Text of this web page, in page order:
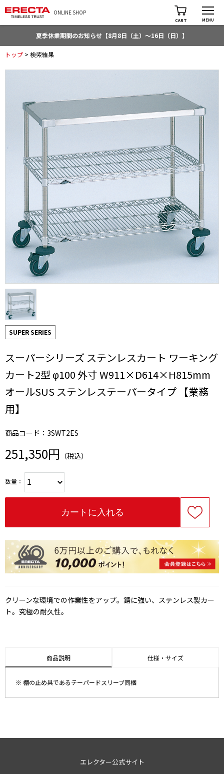
ONLINE SHOP
CART MENU
夏季休業期間のお知らせ【8月8日（土）～16日（日）】
トップ > 検索結果
SUPER SERIES
スーパーシリーズ ステンレスカート ワーキング
カート2型 φ100 外寸 W911×D614×H815mm
オールSUS ステンレステーパータイプ 【業務
用】
商品コード：3SWT2ES
251,350円 （税込）
数量：
クリーンな環境での作業性をアップ。錆に強い、ステンレス製カー
ト。究極の耐久性。
商品説明 仕様・サイズ
※ 棚の止め具であるテーパードスリーブ同梱
エレクター公式サイト